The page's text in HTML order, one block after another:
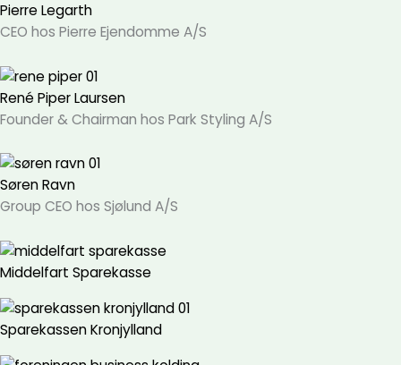
Pierre Legarth
CEO hos Pierre Ejendomme A/S
René Piper Laursen
Founder & Chairman hos Park Styling A/S
Søren Ravn
Group CEO hos Sjølund A/S
Middelfart Sparekasse
Sparekassen Kronjylland